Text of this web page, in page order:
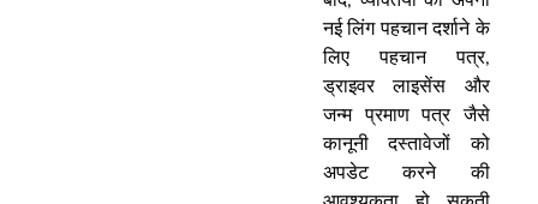
नई लिंग पहचान दर्शाने के
लिए पहचान पत्र,
ड्राइवर लाइसेंस और
जन्म प्रमाण पत्र जैसे
कानूनी दस्तावेजों को
अपडेट करने की